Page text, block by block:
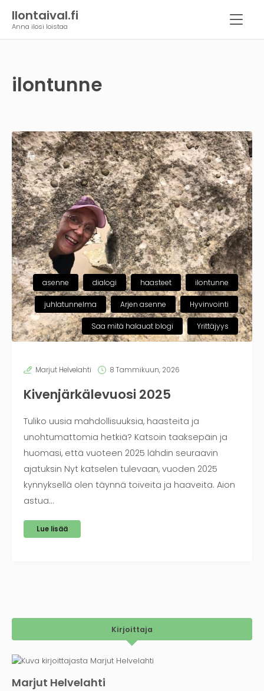
Ilontaival.fi
Anna ilosi loistaa
ilontunne
asenne dialogi haasteet ilontunne
juhlatunnelma Arjen asenne Hyvinvointi
Saa mitä halauat blogi Yrittäjyys
Marjut Helvelahti 8 Tammikuun, 2026
Kivenjärkälevuosi 2025
Tuliko uusia mahdollisuuksia, haasteita ja
unohtumattomia hetkiä? Katsoin taaksepäin ja
huomasi, että vuoteen 2025 lähdin seuraavin
ajatuksin Nyt katselen tulevaan, vuoden 2025
kynnyksellä olen täynnä toiveita ja haaveita. Aion
astua…
Lue lisää
Kirjoittaja
Marjut Helvelahti